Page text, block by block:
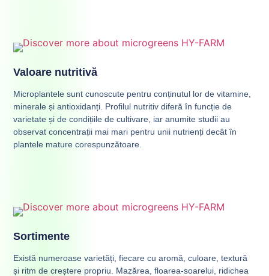
Valoare nutritivă
Microplantele sunt cunoscute pentru conținutul lor de vitamine,
minerale și antioxidanți. Profilul nutritiv diferă în funcție de
varietate și de condițiile de cultivare, iar anumite studii au
observat concentrații mai mari pentru unii nutrienți decât în
plantele mature corespunzătoare.
Sortimente
Există numeroase varietăți, fiecare cu aromă, culoare, textură
și ritm de creștere propriu. Mazărea, floarea-soarelui, ridichea